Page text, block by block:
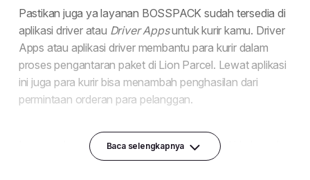
Baca selengkapnya